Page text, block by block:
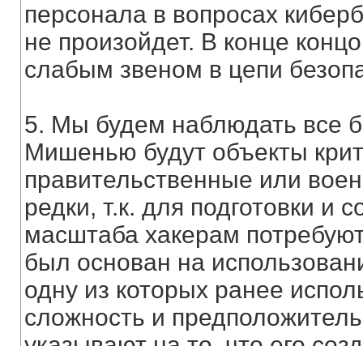
персонала в вопросах
не произойдет. В конце
слабым звеном в цепи
5. Мы будем наблюдать все
Мишенью будут объекты
правительственные или
редки, т.к. для подготовки и
масштаба хакерам
был основан на
одну из которых ранее
сложность и